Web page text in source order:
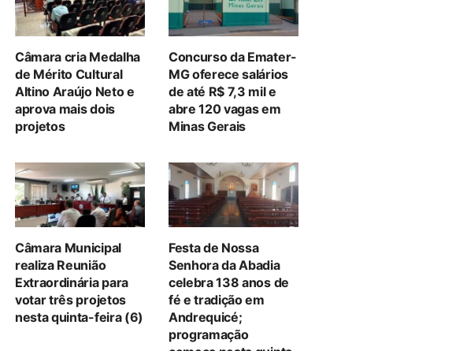
Câmara cria Medalha
de Mérito Cultural
Altino Araújo Neto e
aprova mais dois
projetos
Concurso da Emater-
MG oferece salários
de até R$ 7,3 mil e
abre 120 vagas em
Minas Gerais
Câmara Municipal
realiza Reunião
Extraordinária para
votar três projetos
nesta quinta-feira (6)
Festa de Nossa
Senhora da Abadia
celebra 138 anos de
fé e tradição em
Andrequicé;
programação